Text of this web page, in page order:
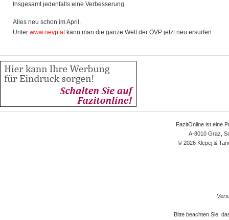
Insgesamt jedenfalls eine Verbesserung.
Alles neu schon im April.
Unter www.oevp.atkann man die ganze Welt der ÖVP jetzt neu ersurfen.
FazitOnline ist eine
A-8010 Graz,
© 2026 Klepej &
Bitte beachten Sie,